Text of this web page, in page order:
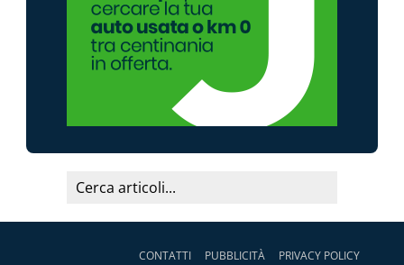
CONTATTI PUBBLICITÀ PRIVACY POLICY